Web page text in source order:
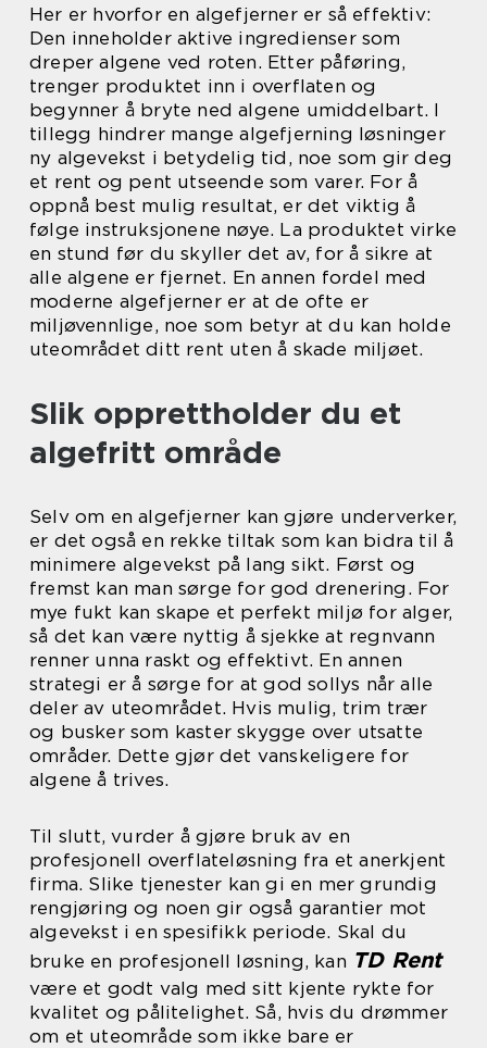
Her er hvorfor en algefjerner er så effektiv:
Den inneholder aktive ingredienser som
dreper algene ved roten. Etter påføring,
trenger produktet inn i overflaten og
begynner å bryte ned algene umiddelbart. I
tillegg hindrer mange algefjerning løsninger
ny algevekst i betydelig tid, noe som gir deg
et rent og pent utseende som varer. For å
oppnå best mulig resultat, er det viktig å
følge instruksjonene nøye. La produktet virke
en stund før du skyller det av, for å sikre at
alle algene er fjernet. En annen fordel med
moderne algefjerner er at de ofte er
miljøvennlige, noe som betyr at du kan holde
uteområdet ditt rent uten å skade miljøet.
Slik opprettholder du et
algefritt område
Selv om en algefjerner kan gjøre underverker,
er det også en rekke tiltak som kan bidra til å
minimere algevekst på lang sikt. Først og
fremst kan man sørge for god drenering. For
mye fukt kan skape et perfekt miljø for alger,
så det kan være nyttig å sjekke at regnvann
renner unna raskt og effektivt. En annen
strategi er å sørge for at god sollys når alle
deler av uteområdet. Hvis mulig, trim trær
og busker som kaster skygge over utsatte
områder. Dette gjør det vanskeligere for
algene å trives.
Til slutt, vurder å gjøre bruk av en
profesjonell overflateløsning fra et anerkjent
firma. Slike tjenester kan gi en mer grundig
rengjøring og noen gir også garantier mot
algevekst i en spesifikk periode. Skal du
bruke en profesjonell løsning, kan TD Rent
være et godt valg med sitt kjente rykte for
kvalitet og pålitelighet. Så, hvis du drømmer
om et uteområde som ikke bare er